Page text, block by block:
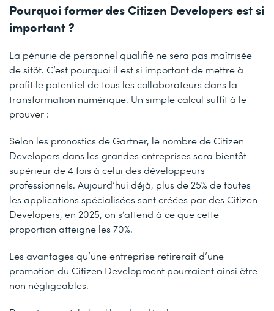
Pourquoi former des Citizen Developers est si
important ?
La pénurie de personnel qualifié ne sera pas maîtrisée
de sitôt. C’est pourquoi il est si important de mettre à
profit le potentiel de tous les collaborateurs dans la
transformation numérique. Un simple calcul suffit à le
prouver :
Selon les pronostics de Gartner, le nombre de Citizen
Developers dans les grandes entreprises sera bientôt
supérieur de 4 fois à celui des développeurs
professionnels. Aujourd’hui déjà, plus de 25% de toutes
les applications spécialisées sont créées par des Citizen
Developers, en 2025, on s’attend à ce que cette
proportion atteigne les 70%.
Les avantages qu’une entreprise retirerait d’une
promotion du Citizen Development pourraient ainsi être
non négligeables.